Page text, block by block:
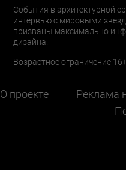
События в архитектурной
интервью с мировыми
призваны максимально
дизайна.
Возрастное ограничение
О проекте Реклама